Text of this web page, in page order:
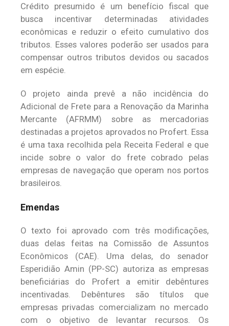
Crédito presumido é um benefício fiscal que
busca incentivar determinadas atividades
econômicas e reduzir o efeito cumulativo dos
tributos. Esses valores poderão ser usados para
compensar outros tributos devidos ou sacados
em espécie.
O projeto ainda prevê a não incidência do
Adicional de Frete para a Renovação da Marinha
Mercante (AFRMM) sobre as mercadorias
destinadas a projetos aprovados no Profert. Essa
é uma taxa recolhida pela Receita Federal e que
incide sobre o valor do frete cobrado pelas
empresas de navegação que operam nos portos
brasileiros.
Emendas
O texto foi aprovado com três modificações,
duas delas feitas na Comissão de Assuntos
Econômicos (CAE). Uma delas, do senador
Esperidião Amin (PP-SC) autoriza as empresas
beneficiárias do Profert a emitir debêntures
incentivadas. Debêntures são títulos que
empresas privadas comercializam no mercado
com o objetivo de levantar recursos. Os